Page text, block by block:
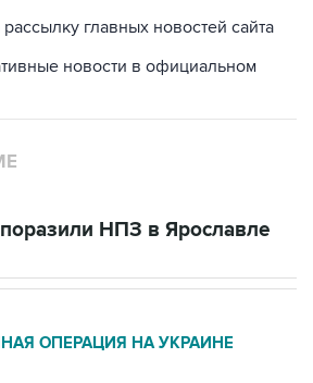
главных новостей сайта
новости в официальном
НПЗ в Ярославле
ОПЕРАЦИЯ НА УКРАИНЕ